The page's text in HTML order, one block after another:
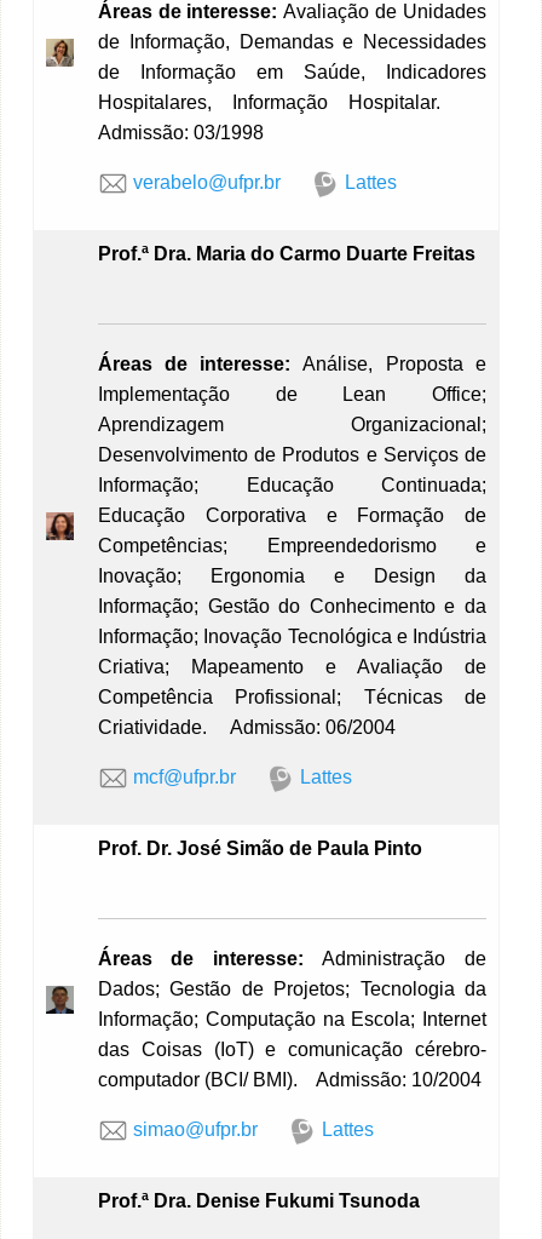
Áreas de interesse: Avaliação de Unidades
de Informação, Demandas e Necessidades
de Informação em Saúde, Indicadores
Hospitalares, Informação Hospitalar.
Admissão: 03/1998
verabelo@ufpr.br Lattes
Prof.ª Dra. Maria do Carmo Duarte Freitas
Áreas de interesse: Análise, Proposta e
Implementação de Lean Office;
Aprendizagem Organizacional;
Desenvolvimento de Produtos e Serviços de
Informação; Educação Continuada;
Educação Corporativa e Formação de
Competências; Empreendedorismo e
Inovação; Ergonomia e Design da
Informação; Gestão do Conhecimento e da
Informação; Inovação Tecnológica e Indústria
Criativa; Mapeamento e Avaliação de
Competência Profissional; Técnicas de
Criatividade. Admissão: 06/2004
mcf@ufpr.br Lattes
Prof. Dr. José Simão de Paula Pinto
Áreas de interesse: Administração de
Dados; Gestão de Projetos; Tecnologia da
Informação; Computação na Escola; Internet
das Coisas (IoT) e comunicação cérebro-
computador (BCI/ BMI). Admissão: 10/2004
simao@ufpr.br Lattes
Prof.ª Dra. Denise Fukumi Tsunoda